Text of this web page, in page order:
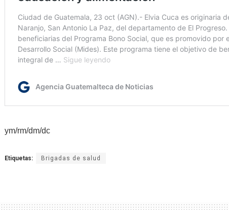
ym/rm/dm/dc
Etiquetas: Brigadas de salud